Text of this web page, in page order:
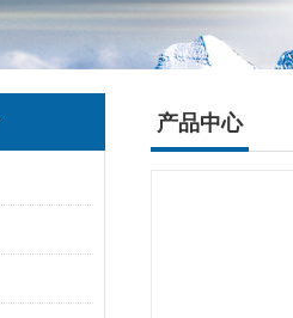
产品中心